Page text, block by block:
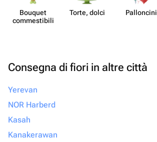
Bouquet
commes​tibili
Torte, dolci Pall​oncini
Consegna di fiori in altre città
Yerevan
NOR Harberd
Kasah
Kanakerawan